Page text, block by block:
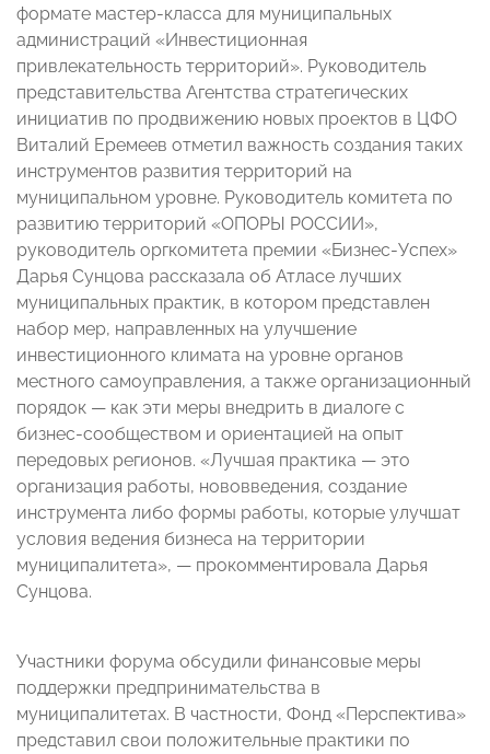
формате мастер-класса для муниципальных
администраций «Инвестиционная
привлекательность территорий». Руководитель
представительства Агентства стратегических
инициатив по продвижению новых проектов в ЦФО
Виталий Еремеев отметил важность создания таких
инструментов развития территорий на
муниципальном уровне. Руководитель комитета по
развитию территорий «ОПОРЫ РОССИИ»,
руководитель оргкомитета премии «Бизнес-Успех»
Дарья Сунцова рассказала об Атласе лучших
муниципальных практик, в котором представлен
набор мер, направленных на улучшение
инвестиционного климата на уровне органов
местного самоуправления, а также организационный
порядок — как эти меры внедрить в диалоге с
бизнес-сообществом и ориентацией на опыт
передовых регионов. «Лучшая практика — это
организация работы, нововведения, создание
инструмента либо формы работы, которые улучшат
условия ведения бизнеса на территории
муниципалитета», — прокомментировала Дарья
Сунцова.
Участники форума обсудили финансовые меры
поддержки предпринимательства в
муниципалитетах. В частности, Фонд «Перспектива»
представил свои положительные практики по